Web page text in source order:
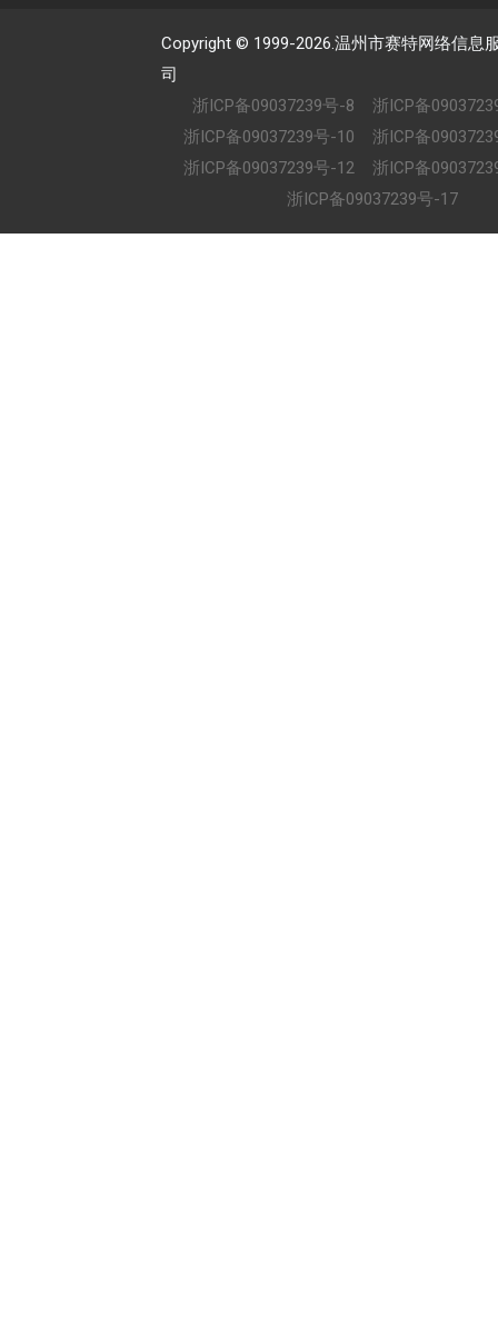
Copyright © 1999-2026.温州市赛特网络信息
司
浙ICP备09037239号-8
浙ICP备
浙ICP备09037239号-10
浙ICP备
浙ICP备09037239号-12
浙ICP备
浙ICP备09037239号-17